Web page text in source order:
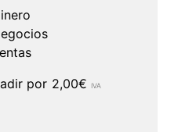
por 2,00€ IVA